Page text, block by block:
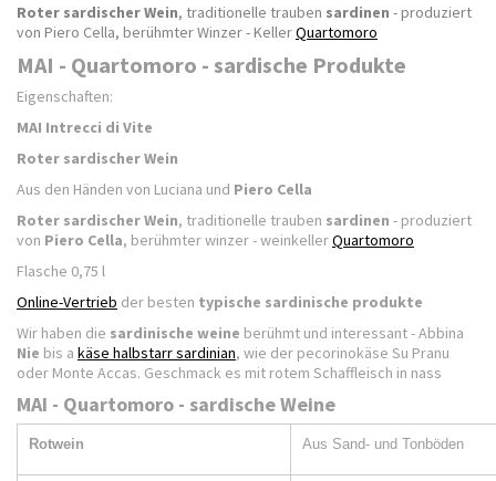
Roter sardischer Wein, traditionelle trauben sardinen - produziert
von Piero Cella, berühmter Winzer - KellerQuartomoro
MAI - Quartomoro - sardische Produkte
Eigenschaften:
MAI Intrecci di Vite
Roter sardischer Wein
Aus den Händen von Luciana und Piero Cella
Roter sardischer Wein, traditionelle trauben sardinen - produziert
von Piero Cella, berühmter winzer - weinkellerQuartomoro
Flasche 0,75 l
Online-Vertrieb der besten typische sardinische produkte
Wir haben die sardinische weine berühmt und interessant - Abbina
Nie bis a käse halbstarr sardinian, wie der pecorinokäse Su Pranu
oder Monte Accas. Geschmack es mit rotem Schaffleisch in nass
MAI - Quartomoro - sardische Weine
Rotwein Aus Sand- und Tonböden